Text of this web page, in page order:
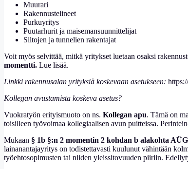
Muurari
Rakennustelineet
Purkuyritys
Puutarhurit ja maisemansuunnittelijat
Siltojen ja tunnelien rakentajat
Voit myös selvittää, mitkä yritykset luetaan osaksi
momentti. Lue lisää.
Linkki rakennusalan yrityksiä koskevaan asetukseen:
Kollegan avustamista koskeva asetus?
Vuokratyön erityismuoto on ns. Kollegan apu. Tämä on
toisilleen työvoimaa kollegiaalisen avun puitteissa.
Mukaan § 1b §:n 2 momentin 2 kohdan b alakohta
lainanantajayritys on todistettavasti kuulunut vähintään
työehtosopimusten tai niiden yleissitovuuden piiriin.